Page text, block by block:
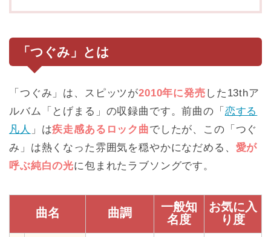
「つぐみ」とは
「つぐみ」は、スピッツが2010年に発売 した13thア
ルバム「とげまる」の収録曲です。前曲の「 恋する
凡人 」は疾走感あるロック曲でしたが、この「つぐ
み」は熱くなった雰囲気を穏やかになだめる、 愛が
呼ぶ純白の光に包まれたラブソングです。
曲名 曲調
一般知
名度
お気に入
り度